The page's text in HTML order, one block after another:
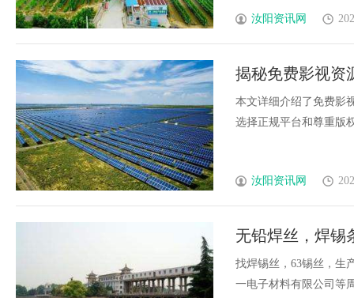
汝阳资讯网
揭秘免费影视资
本文详细介绍了免费影
选择正规平台和尊重版
汝阳资讯网
无铅焊丝，焊锡
球、6337锡条，
找焊锡丝，63锡丝，生
一电子材料有限公司等